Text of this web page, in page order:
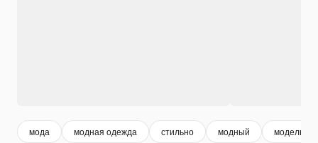
мода модная одежда стильно модный модель